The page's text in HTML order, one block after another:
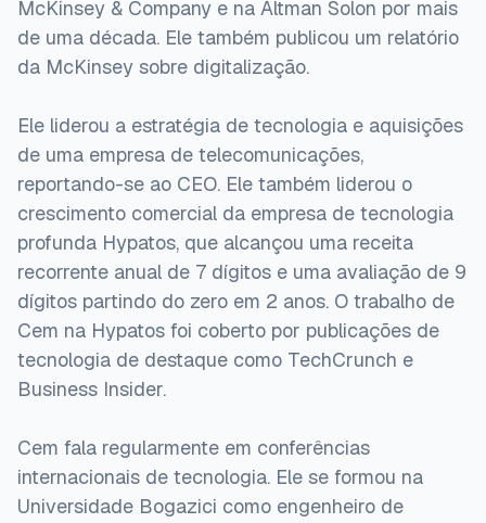
McKinsey & Company e na Altman Solon por mais
de uma década. Ele também publicou um relatório
da McKinsey sobre digitalização.
Ele liderou a estratégia de tecnologia e aquisições
de uma empresa de telecomunicações,
reportando-se ao CEO. Ele também liderou o
crescimento comercial da empresa de tecnologia
profunda Hypatos, que alcançou uma receita
recorrente anual de 7 dígitos e uma avaliação de 9
dígitos partindo do zero em 2 anos. O trabalho de
Cem na Hypatos foi coberto por publicações de
tecnologia de destaque como TechCrunch e
Business Insider.
Cem fala regularmente em conferências
internacionais de tecnologia. Ele se formou na
Universidade Bogazici como engenheiro de